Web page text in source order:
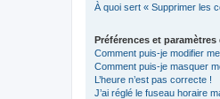
À quoi sert « Supprimer les
Préférences et
Comment puis-je modifier
Comment puis-je masquer
L’heure n’est pas correcte !
J’ai réglé le fuseau horaire